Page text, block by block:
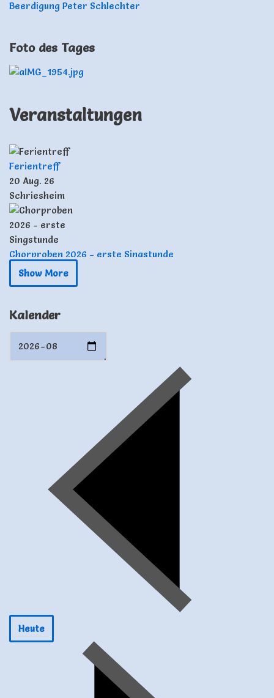
Beerdigung Peter Schlechter
Foto des Tages
Veranstaltungen
Ferientreff
20 Aug. 26
Schriesheim
Chorproben 2026 - erste Singstunde
17 Sep. 26
Schriesheim
Chorproben 2026
Chorproben 2026
8 Okt. 26
Show More
Kalender
Heute